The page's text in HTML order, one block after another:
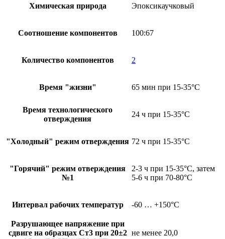
Химическая природа Эпоксикаучковый
Соотношение компонентов 100:67
Количество компонентов 2
Время "жизни" 65 мин при 15-35°С
Время технологического
отверждения
24 ч при 15-35°С
"Холодный" режим отверждения 72 ч при 15-35°C
"Горячий" режим отверждения
№1
2-3 ч при 15-35°С, затем
5-6 ч при 70-80°С
Интервал рабочих температур -60 … +150°C
Разрушающее напряжение при
сдвиге на образцах Ст3 при 20±2 не менее 20,0